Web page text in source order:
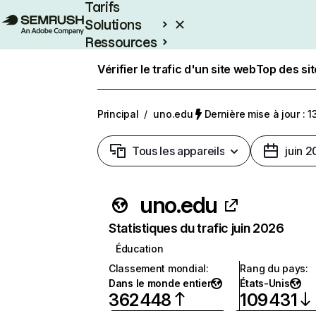
Tarifs
Solutions
Ressources
Vérifier le trafic d'un site webTop des
Principal / uno.edu Dernière mise à jour :
Tous les appareils juin
uno.edu
Statistiques du trafic juin 2026
Éducation
Classement mondial:
Dans le monde entier
362 448
Rang du pays:
États-Unis
109 431